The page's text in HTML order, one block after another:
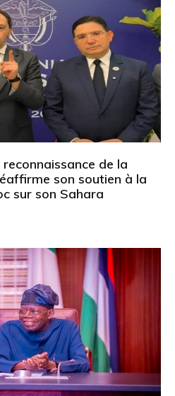
de la
son soutien à la
sur son Sahara